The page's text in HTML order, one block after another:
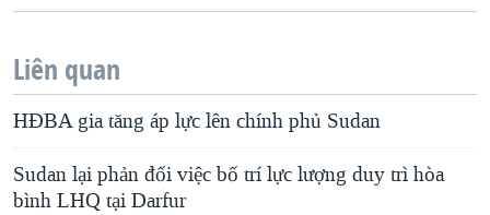
Liên quan
HÐBA gia tăng áp lực lên chính phủ Sudan
Sudan lại phản đối việc bố trí lực lượng duy trì hòa
bình LHQ tại Darfur